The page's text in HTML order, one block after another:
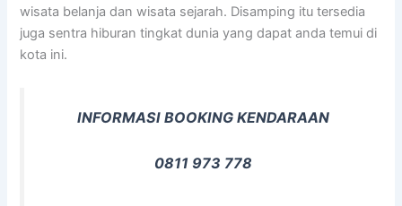
wisata belanja dan wisata sejarah. Disamping itu tersedia
juga sentra hiburan tingkat dunia yang dapat anda temui di
kota ini.
INFORMASI BOOKING KENDARAAN
0811 973 778